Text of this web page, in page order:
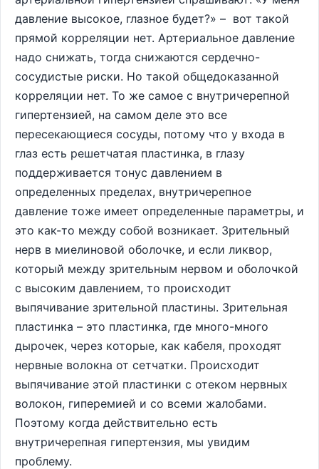
давление высокое, глазное будет?» – вот такой
прямой корреляции нет. Артериальное давление
надо снижать, тогда снижаются сердечно-
сосудистые риски. Но такой общедоказанной
корреляции нет. То же самое с внутричерепной
гипертензией, на самом деле это все
пересекающиеся сосуды, потому что у входа в
глаз есть решетчатая пластинка, в глазу
поддерживается тонус давлением в
определенных пределах, внутричерепное
давление тоже имеет определенные параметры, и
это как-то между собой возникает. Зрительный
нерв в миелиновой оболочке, и если ликвор,
который между зрительным нервом и оболочкой
с высоким давлением, то происходит
выпячивание зрительной пластины. Зрительная
пластинка – это пластинка, где много-много
дырочек, через которые, как кабеля, проходят
нервные волокна от сетчатки. Происходит
выпячивание этой пластинки с отеком нервных
волокон, гиперемией и со всеми жалобами.
Поэтому когда действительно есть
внутричерепная гипертензия, мы увидим
проблему.